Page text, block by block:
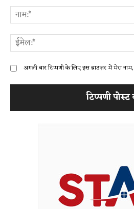
अगली बार टिप्पणी के लिए इस ब्राउज़र में मेरा